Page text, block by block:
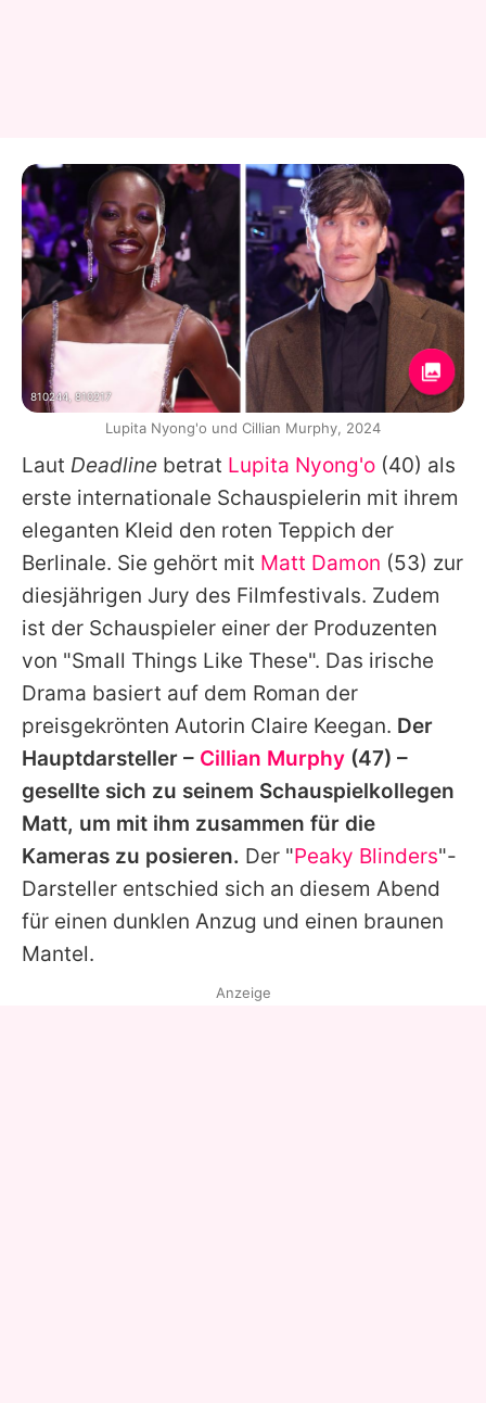
Laut Deadline betrat Lupita Nyong'o (40) als
erste internationale Schauspielerin mit ihrem
eleganten Kleid den roten Teppich der
Berlinale. Sie gehört mit Matt Damon (53) zur
diesjährigen Jury des Filmfestivals. Zudem
ist der Schauspieler einer der Produzenten
von "Small Things Like These". Das irische
Drama basiert auf dem Roman der
preisgekrönten Autorin Claire Keegan. Der
Hauptdarsteller – Cillian Murphy (47) –
gesellte sich zu seinem Schauspielkollegen
Matt, um mit ihm zusammen für die
Kameras zu posieren. Der "Peaky Blinders"-
Darsteller entschied sich an diesem Abend
für einen dunklen Anzug und einen braunen
Mantel.
810244, 810217
Lupita Nyong'o und Cillian Murphy, 2024
Anzeige